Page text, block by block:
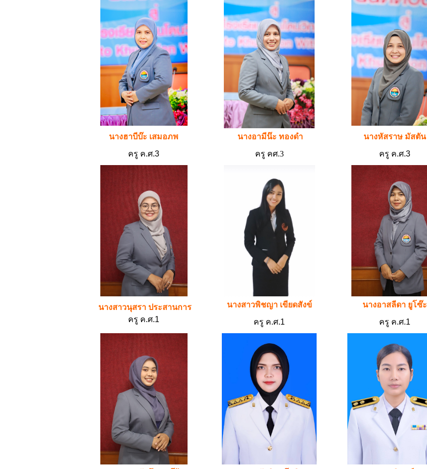
นางฮาบีบ๊ะ เสมอภพ
ครู ค.ศ.3
นางอามีน๊ะ ทองดำ
ครู คศ.3
นางหัสราษ มัสตัน
ครู ค.ศ.3
นางสาวนุสรา ประสานการ
ครู ค.ศ.1
นางสาวพิชญา เขียดสังข์
ครู ค.ศ.1
นางอาสลีดา ยูโซ๊ะ
ครู ค.ศ.1